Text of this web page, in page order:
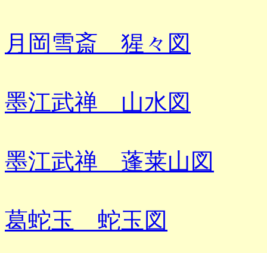
月岡雪斎 猩々図
墨江武禅 山水図
墨江武禅 蓬莱山図
葛蛇玉 蛇玉図